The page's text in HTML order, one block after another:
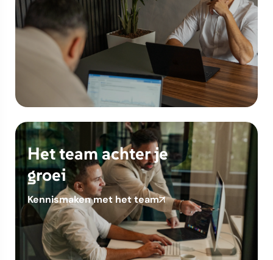
Het team achter je
groei
Kennismaken met het team